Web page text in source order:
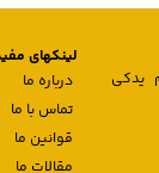
یدکی
لینکهای
درباره ما
تماس با ما
قوانین ما
مقالات ما